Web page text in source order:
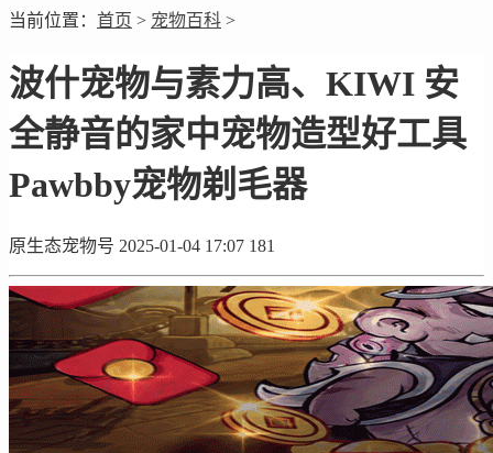
当前位置： 首页 > 宠物百科 >
波什宠物与素力高、KIWI 安
全静音的家中宠物造型好工具
Pawbby宠物剃毛器
原生态宠物号 2025-01-04 17:07 181